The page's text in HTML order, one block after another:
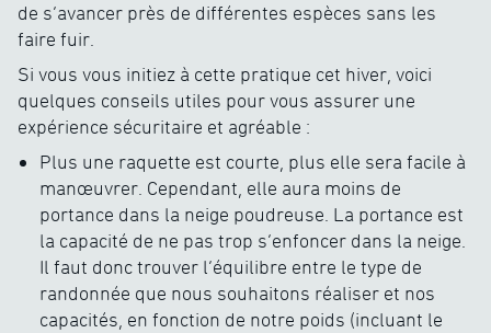
de s’avancer près de différentes espèces sans les
faire fuir.
Si vous vous initiez à cette pratique cet hiver, voici
quelques conseils utiles pour vous assurer une
expérience sécuritaire et agréable :
Plus une raquette est courte, plus elle sera facile à
manœuvrer. Cependant, elle aura moins de
portance dans la neige poudreuse. La portance est
la capacité de ne pas trop s’enfoncer dans la neige.
Il faut donc trouver l’équilibre entre le type de
randonnée que nous souhaitons réaliser et nos
capacités, en fonction de notre poids (incluant le